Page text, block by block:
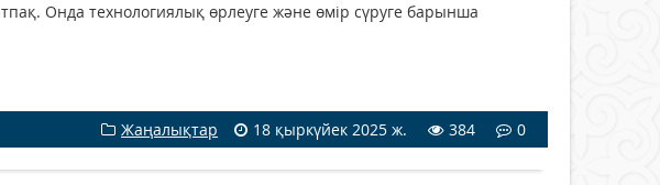
Онда технологиялық өрлеуге және өмір сүруге барынша
Жаңалықтар
18 қыркүйек 2025 ж. 384 0